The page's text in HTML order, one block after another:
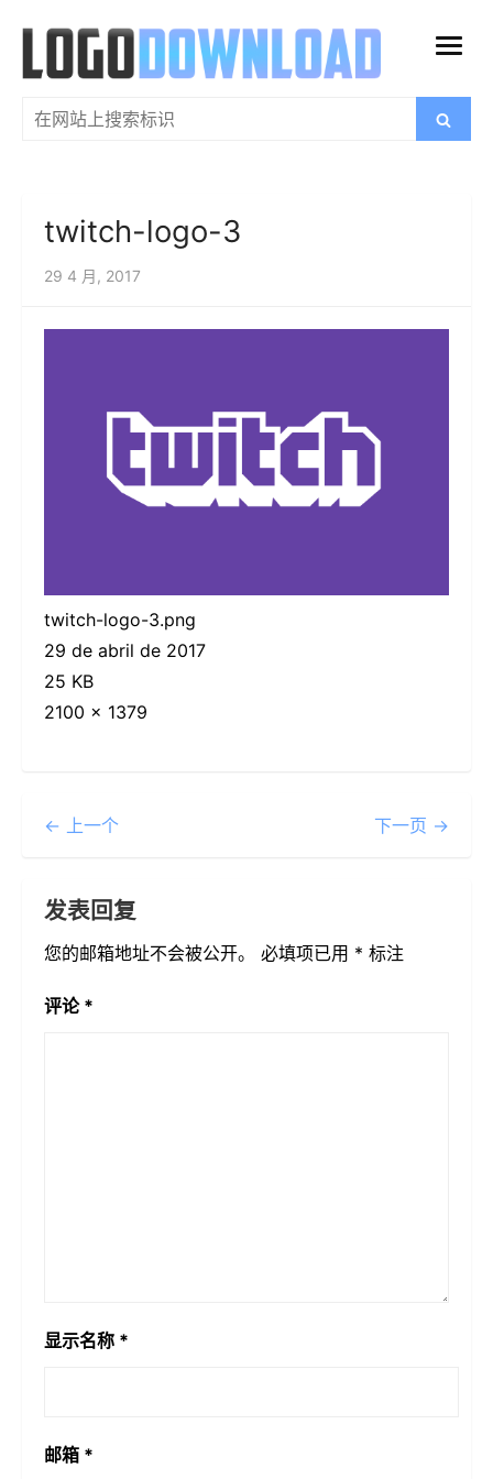
内
打
菜
搜
搜
索
twitch-logo-3
29 4 月, 2017
twitch-logo-3.png
29 de abril de 2017
25 KB
2100 × 1379
← 上一个 下一页 →
发表回复
您的邮箱地址不会被公开。 必填项已用 * 标注
评论 *
显示名称 *
邮箱 *